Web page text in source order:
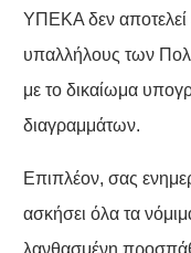
ΥΠΕΚΑ δεν αποτελεί
υπαλλήλους των
με το δικαίωμα
διαγραμμάτων.
Επιπλέον, σας
ασκήσει όλα τα
λανθασμένη